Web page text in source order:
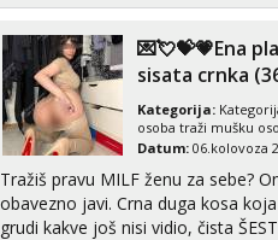
tel:0,93€ - mob:1,12€ min
Čekam tvoj poziv!
Tel: 064/677-677- Kod:
tel:0,93€ - mob:1,12€ min
Liliana
💌💘💝💗Ena
sisata crnka
videa i c2c💗
Kategorija:
osoba traži mušku
Datum: 06.kolovoza
Tražiš pravu MILF ženu za sebe?
obavezno javi. Crna duga kosa
grudi kakve još nisi vidio, čista